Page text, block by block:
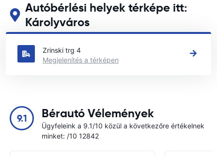
Autóbérlési helyek térképe itt:
Károlyváros
Tekintse meg fő autóbérlési helyeinket itt: Károlyváros
Zrinski trg 4
Megjelenítés a térképen
9.1 Bérautó Vélemények
Ügyfeleink a 9.1/10 közül a következőre értékelnek
minket: /10 12842